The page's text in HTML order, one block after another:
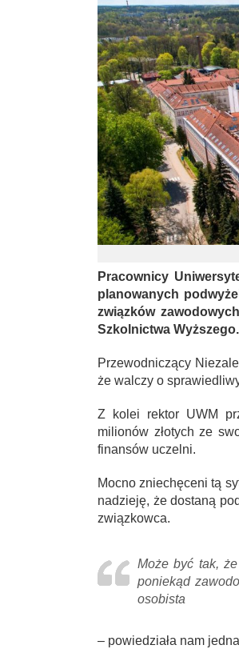
Pracownicy
planowanych
związków
Szkolnictwa Wyższego.
Przewodniczący
że walczy o
Z kolei rektor UWM
milionów złotych ze
finansów uczelni.
Mocno zniechęceni tą
nadzieję, że dostaną
związkowca.
Może być tak,
poniekąd
osobista
– powiedziała nam